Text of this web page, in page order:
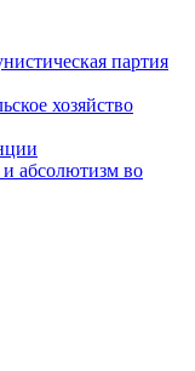
партия
хозяйство
абсолютизм во